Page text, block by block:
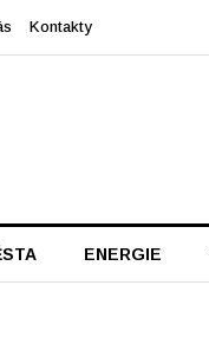
Kontakty
ENERGIE